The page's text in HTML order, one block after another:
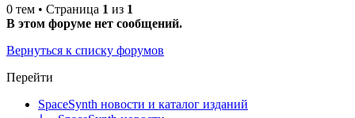
0 тем • Страница 1 из 1
В этом форуме нет сообщений.
Вернуться к списку форумов
Перейти
SpaceSynth новости и каталог изданий